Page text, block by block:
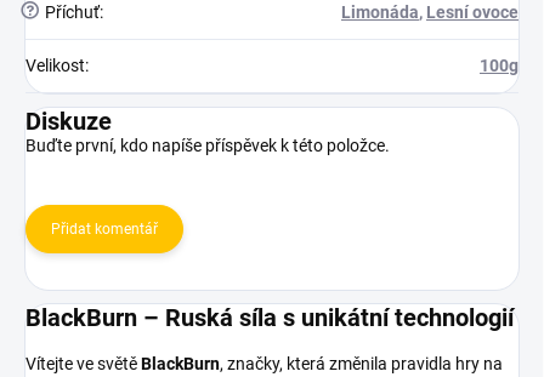
? Příchuť: Limonáda, Lesní ovoce
Velikost: 100g
Diskuze
Buďte první, kdo napíše příspěvek k této položce.
Přidat komentář
BlackBurn – Ruská síla s unikátní technologií
Vítejte ve světěBlackBurn, značky, která změnila pravidla hry na